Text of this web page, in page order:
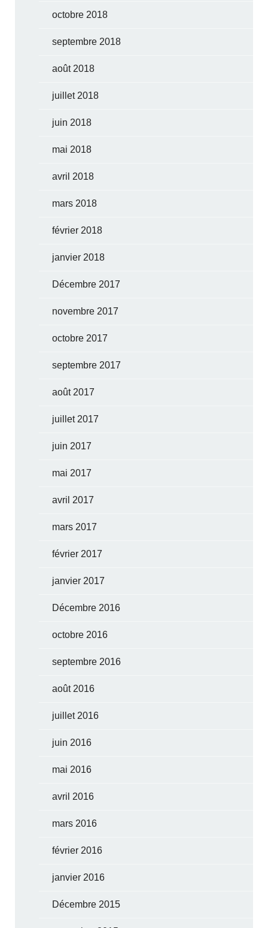
octobre 2018
septembre 2018
août 2018
juillet 2018
juin 2018
mai 2018
avril 2018
mars 2018
février 2018
janvier 2018
Décembre 2017
novembre 2017
octobre 2017
septembre 2017
août 2017
juillet 2017
juin 2017
mai 2017
avril 2017
mars 2017
février 2017
janvier 2017
Décembre 2016
octobre 2016
septembre 2016
août 2016
juillet 2016
juin 2016
mai 2016
avril 2016
mars 2016
février 2016
janvier 2016
Décembre 2015